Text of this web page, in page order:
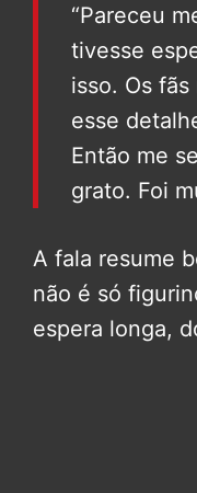
“Pareceu
tivesse
isso. Os
esse
Então me
grato. Foi
A fala resume
não é só
espera longa,